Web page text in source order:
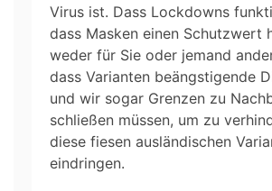
Virus ist. Dass Lockdowns
dass Masken einen Schutzwert
weder für Sie oder jemand
dass Varianten beängstigende
und wir sogar Grenzen zu
schließen müssen, um zu
diese fiesen ausländischen
eindringen.